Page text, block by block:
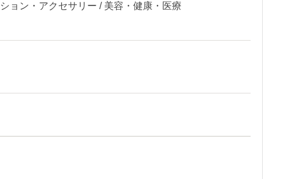
ョン・アクセサリー / 美容・健康・医療